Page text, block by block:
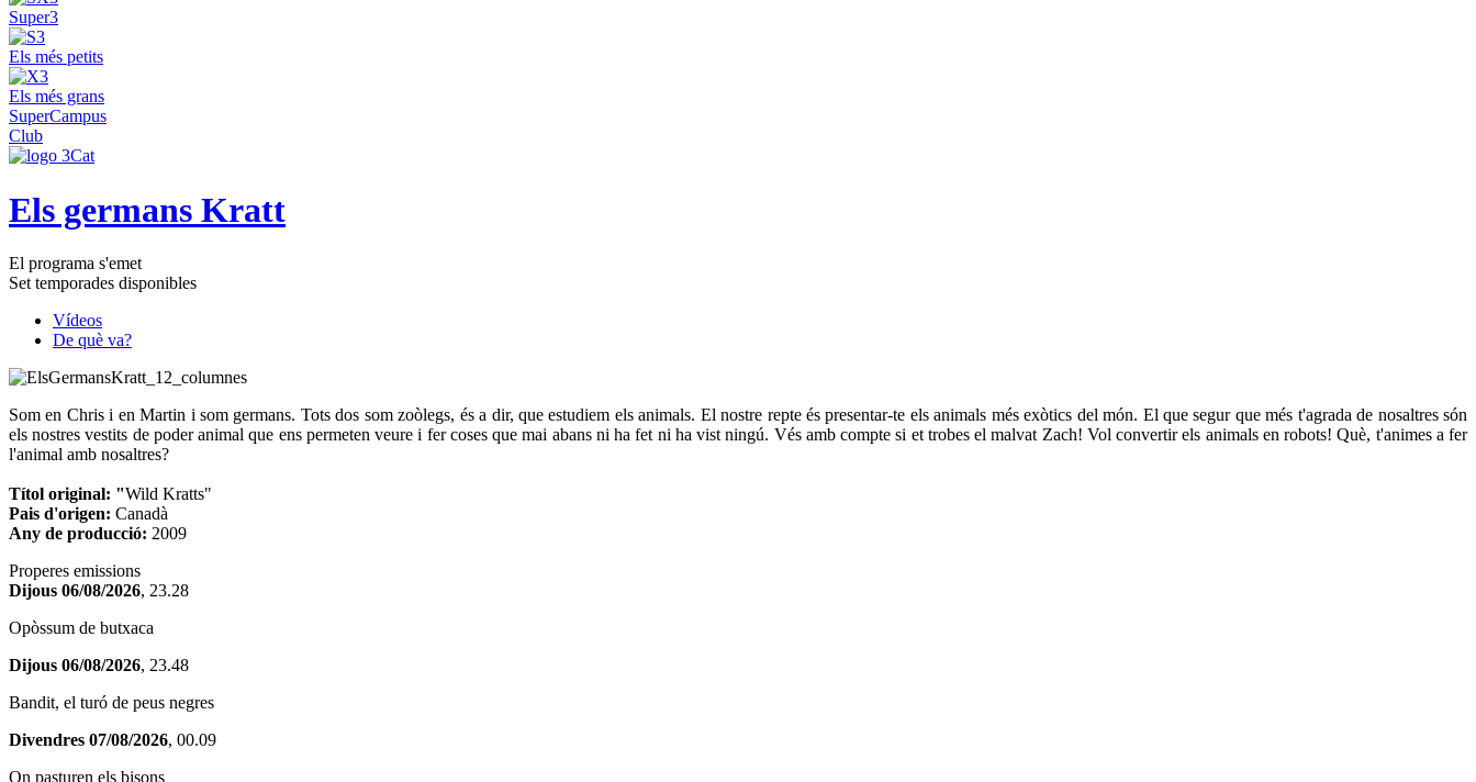
Super3
Els més petits
Els més grans
SuperCampus
Club
Els germans Kratt
El programa s'emet
Set temporades disponibles
Vídeos
De què va?
Som en Chris i en Martin i som germans. Tots dos som zoòlegs, és a dir, que estudiem els animals. El nostre repte és presentar-te els animals més exòtics del món. El que segur que més t'agrada de nosaltres són
els nostres vestits de poder animal que ens permeten veure i fer coses que mai abans ni ha fet ni ha vist ningú. Vés amb compte si et trobes el malvat Zach! Vol convertir els animals en robots! Què, t'animes a fer
l'animal amb nosaltres?
Títol original: "Wild Kratts"
Pais d'origen: Canadà
Any de producció: 2009
Properes emissions
Dijous 06/08/2026, 23.28
Opòssum de butxaca
Dijous 06/08/2026, 23.48
Bandit, el turó de peus negres
Divendres 07/08/2026, 00.09
On pasturen els bisons